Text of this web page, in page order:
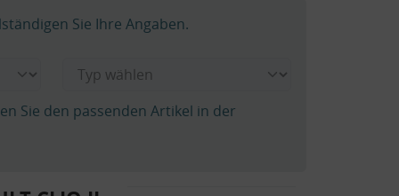
Sie Ihre Angaben.
Sie den passenden Artikel in der